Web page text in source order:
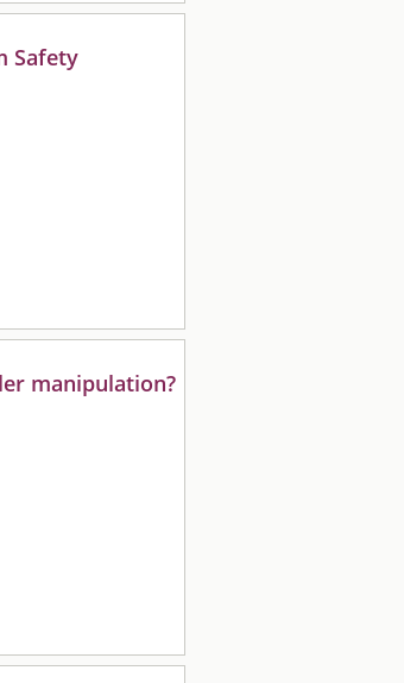
Safety
manipulation?